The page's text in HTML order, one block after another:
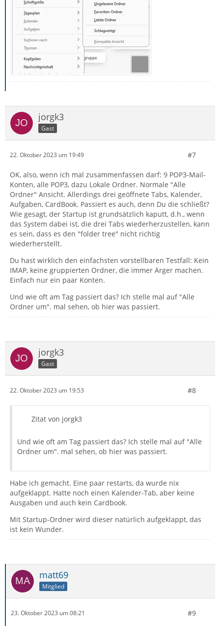
jorgk3
Gast
22. Oktober 2023 um 19:49 #7
OK, also, wenn ich mal zusammenfassen darf: 9 POP3-Mail-
Konten, alle POP3, dazu Lokale Ordner. Normale "Alle
Ordner" Ansicht. Allerdings drei geöffnete Tabs, Kalender,
Aufgaben, CardBook. Passiert es auch, denn Du die schließt?
Wie gesagt, der Startup ist grundsätzlich kaputt, d.h., wenn
das System dabei ist, die drei Tabs wiederherzustellen, kann
es sein, dass es den "folder tree" nicht richtig
wiederherstellt.
Du hast wirklich den einfachsten vorstellbaren Testfall: Kein
IMAP, keine gruppierten Ordner, die immer Ärger machen.
Einfach nur ein paar Konten.
Und wie oft am Tag passiert das? Ich stelle mal auf "Alle
Ordner um". mal sehen, ob hier was passiert.
jorgk3
Gast
22. Oktober 2023 um 19:53 #8
Zitat von jorgk3
Und wie oft am Tag passiert das? Ich stelle mal auf "Alle
Ordner um". mal sehen, ob hier was passiert.
Habe ich gemacht. Eine paar restarts, da wurde nix
aufgeklappt. Hatte noch einen Kalender-Tab, aber keine
Ausgaben und auch kein Cardbook.
Mit Startup-Ordner wird dieser natürlich aufgeklappt, das
ist kein Wunder.
matt69
Mitglied
23. Oktober 2023 um 08:21 #9